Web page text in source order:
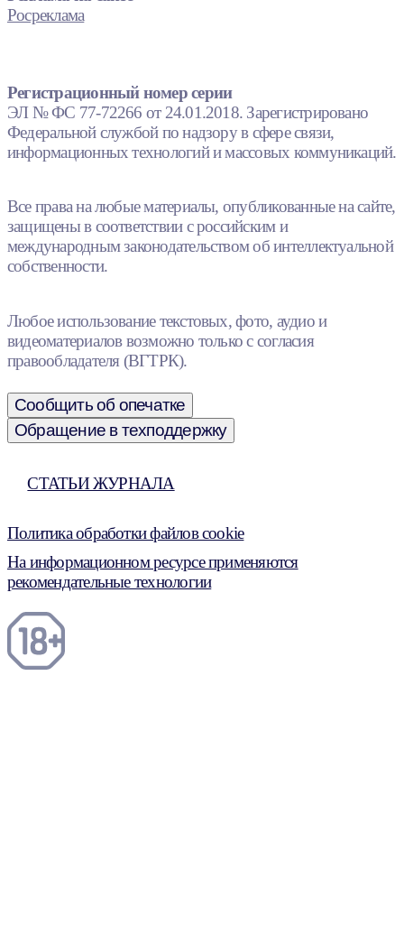
Росреклама
Регистрационный номер серии
ЭЛ № ФС 77-72266 от 24.01.2018. Зарегистрировано
Федеральной службой по надзору в сфере связи,
информационных технологий и массовых коммуникаций.
Все права на любые материалы, опубликованные на сайте,
защищены в соответствии с российским и
международным законодательством об интеллектуальной
собственности.
Любое использование текстовых, фото, аудио и
видеоматериалов возможно только с согласия
правообладателя (ВГТРК).
Сообщить об опечатке
Обращение в техподдержку
СТАТЬИ ЖУРНАЛА
Политика обработки файлов cookie
На информационном ресурсе применяются
рекомендательные технологии